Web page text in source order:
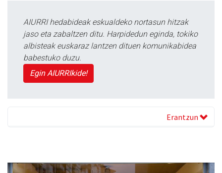
AIURRI hedabideak eskualdeko nortasun hitzak
jaso eta zabaltzen ditu. Harpidedun eginda, tokiko
albisteak euskaraz lantzen dituen komunikabidea
babestuko duzu.
Egin AIURRIkide!
Erantzun